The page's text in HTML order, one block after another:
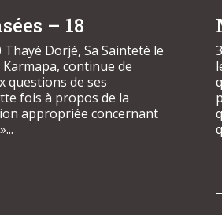
– 18
Dorjé, Sa Sainteté le
Karmapa, continue de
questions de ses
fois à propos de la
appropriée concernant